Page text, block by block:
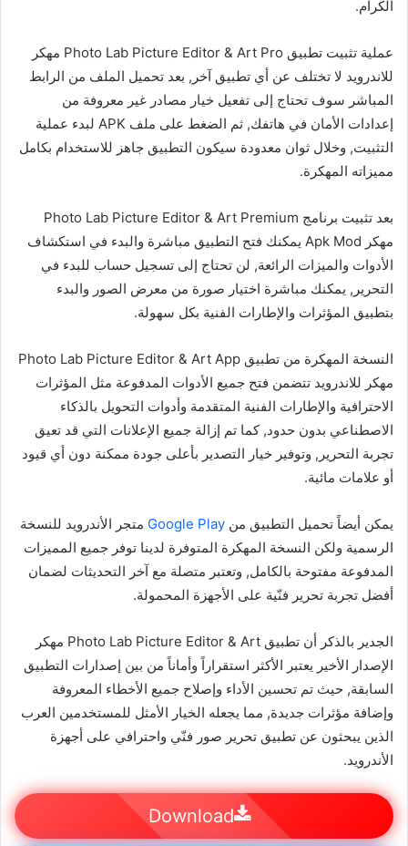
الكرام.
عملية تثبيت تطبيق Photo Lab Picture Editor & Art Pro مهكر
للاندرويد لا تختلف عن أي تطبيق آخر, بعد تحميل الملف من الرابط
المباشر سوف تحتاج إلى تفعيل خيار مصادر غير معروفة من
إعدادات الأمان في هاتفك, ثم الضغط على ملف APK لبدء عملية
التثبيت, وخلال ثوان معدودة سيكون التطبيق جاهز للاستخدام بكامل
مميزاته المهكرة.
بعد تثبيت برنامج Photo Lab Picture Editor & Art Premium
مهكر Apk Mod يمكنك فتح التطبيق مباشرة والبدء في استكشاف
الأدوات والميزات الرائعة, لن تحتاج إلى تسجيل حساب للبدء في
التحرير, يمكنك مباشرة اختيار صورة من معرض الصور والبدء
بتطبيق المؤثرات والإطارات الفنية بكل سهولة.
النسخة المهكرة من تطبيق Photo Lab Picture Editor & Art App
مهكر للاندرويد تتضمن فتح جميع الأدوات المدفوعة مثل المؤثرات
الاحترافية والإطارات الفنية المتقدمة وأدوات التحويل بالذكاء
الاصطناعي بدون حدود, كما تم إزالة جميع الإعلانات التي قد تعيق
تجربة التحرير, وتوفير خيار التصدير بأعلى جودة ممكنة دون أي قيود
أو علامات مائية.
يمكن أيضاً تحميل التطبيق من Google Play متجر الأندرويد للنسخة
الرسمية ولكن النسخة المهكرة المتوفرة لدينا توفر جميع المميزات
المدفوعة مفتوحة بالكامل, وتعتبر متصلة مع آخر التحديثات لضمان
أفضل تجربة تحرير فنّية على الأجهزة المحمولة.
الجدير بالذكر أن تطبيق Photo Lab Picture Editor & Art مهكر
الإصدار الأخير يعتبر الأكثر استقراراً وأماناً من بين إصدارات التطبيق
السابقة, حيث تم تحسين الأداء وإصلاح جميع الأخطاء المعروفة
وإضافة مؤثرات جديدة, مما يجعله الخيار الأمثل للمستخدمين العرب
الذين يبحثون عن تطبيق تحرير صور فنّي واحترافي على أجهزة
الأندرويد.
Download